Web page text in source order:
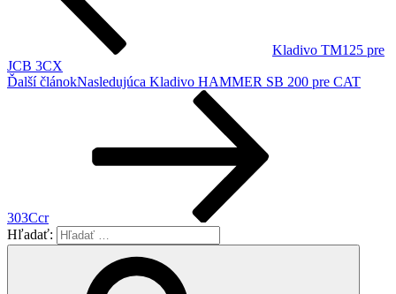
Kladivo TM125 pre
JCB 3CX
Ďalší článokNasledujúca Kladivo HAMMER SB 200 pre CAT
303Ccr
Hľadať: